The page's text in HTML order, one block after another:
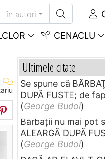
în autori
CENACLU
Ultimele citate
Se spune că
DUPĂ FUSTE; de
(George Budoi)
Bărbaţii nu mai pot
ALEARGĂ DUPĂ
(George Budoi)